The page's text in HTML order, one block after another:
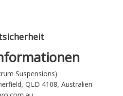
Suspensions)
QLD 4108, Australien